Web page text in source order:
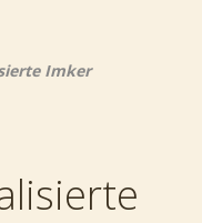
Imker